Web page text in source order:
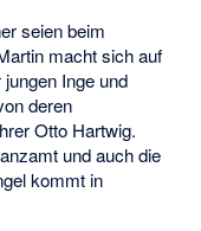
seien beim
macht sich auf
Inge und
deren
Otto Hartwig.
und auch die
kommt in